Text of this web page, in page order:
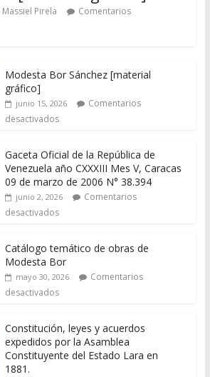
Massiel Pirela
Comentarios
Modesta Bor Sánchez [material
gráfico]
junio 15, 2026
Comentarios
desactivados
Gaceta Oficial de la República de
Venezuela año CXXXIII Mes V, Caracas
09 de marzo de 2006 N° 38.394
junio 2, 2026
Comentarios
desactivados
Catálogo temático de obras de
Modesta Bor
mayo 30, 2026
Comentarios
desactivados
Constitución, leyes y acuerdos
expedidos por la Asamblea
Constituyente del Estado Lara en
1881.